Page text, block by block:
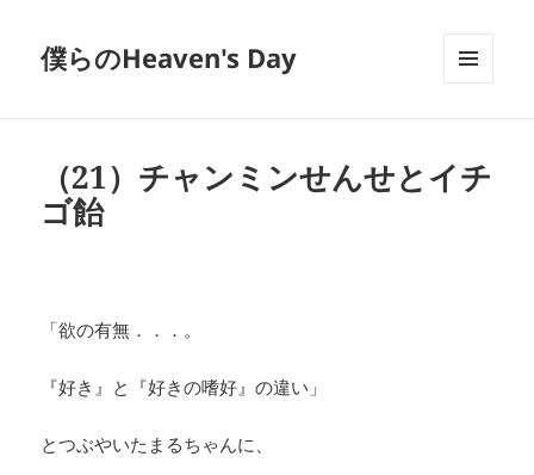
僕らのHeaven's Day
（21）チャンミンせんせとイチ
ゴ飴
「欲の有無．．．。
『好き』と『好きの嗜好』の違い」
とつぶやいたまるちゃんに、